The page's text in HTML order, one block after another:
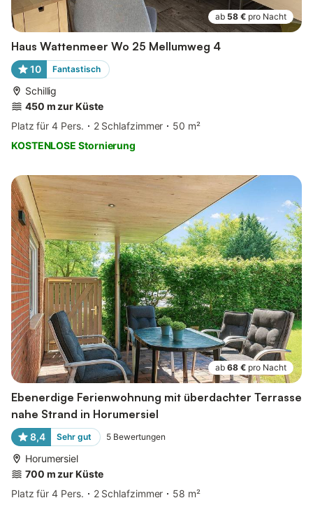
ab 58 € pro Nacht
Haus Wattenmeer Wo 25 Mellumweg 4
10 Fantastisch
Schillig
450 m zur Küste
Platz für 4 Pers.
2 Schlafzimmer
50 m²
KOSTENLOSE Stornierung
ab 68 € pro Nacht
Ebenerdige Ferienwohnung mit überdachter Terrasse
nahe Strand in Horumersiel
8,4 Sehr gut 5 Bewertungen
Horumersiel
700 m zur Küste
Platz für 4 Pers.
2 Schlafzimmer
58 m²